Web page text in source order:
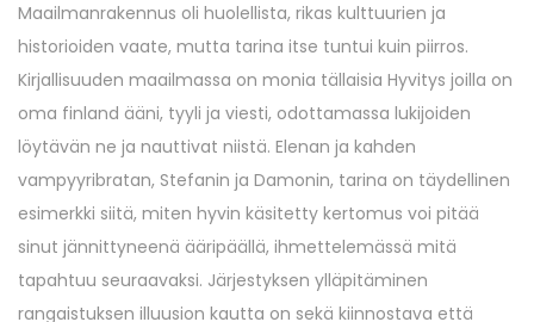
Maailmanrakennus oli huolellista, rikas kulttuurien ja
historioiden vaate, mutta tarina itse tuntui kuin piirros.
Kirjallisuuden maailmassa on monia tällaisia Hyvitys joilla on
oma finland ääni, tyyli ja viesti, odottamassa lukijoiden
löytävän ne ja nauttivat niistä. Elenan ja kahden
vampyyribratan, Stefanin ja Damonin, tarina on täydellinen
esimerkki siitä, miten hyvin käsitetty kertomus voi pitää
sinut jännittyneenä ääripäällä, ihmettelemässä mitä
tapahtuu seuraavaksi. Järjestyksen ylläpitäminen
rangaistuksen illuusion kautta on sekä kiinnostava että